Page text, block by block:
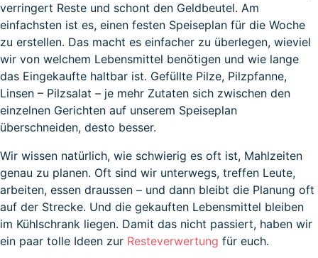
verringert Reste und schont den Geldbeutel. Am
einfachsten ist es, einen festen Speiseplan für die Woche
zu erstellen. Das macht es einfacher zu überlegen, wieviel
wir von welchem Lebensmittel benötigen und wie lange
das Eingekaufte haltbar ist. Gefüllte Pilze, Pilzpfanne,
Linsen – Pilzsalat – je mehr Zutaten sich zwischen den
einzelnen Gerichten auf unserem Speiseplan
überschneiden, desto besser.
Wir wissen natürlich, wie schwierig es oft ist, Mahlzeiten
genau zu planen. Oft sind wir unterwegs, treffen Leute,
arbeiten, essen draussen – und dann bleibt die Planung oft
auf der Strecke. Und die gekauften Lebensmittel bleiben
im Kühlschrank liegen. Damit das nicht passiert, haben wir
ein paar tolle Ideen zur Resteverwertung für euch.